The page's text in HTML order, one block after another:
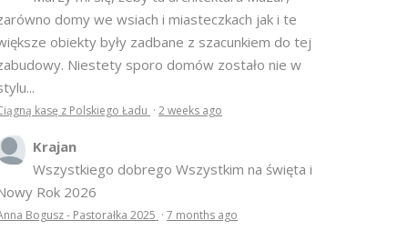
domy we wsiach i miasteczkach jak i te
obiekty były zadbane z szacunkiem do tej
Niestety sporo domów zostało nie w
kasę z Polskiego Ładu · 2 weeks ago
Krajan
Wszystkiego dobrego Wszystkim na święta i
Rok 2026
Bogusz - Pastorałka 2025 · 7 months ago